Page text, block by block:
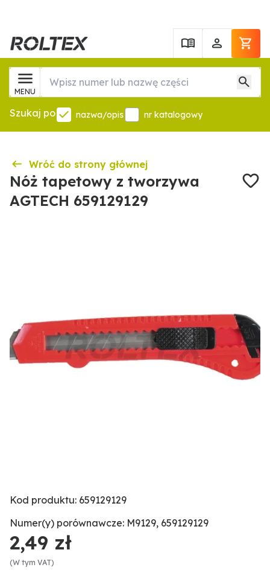
MENU
Szukaj po nazwa/opis nr katalogowy
Wróć do strony głównej
Nóż tapetowy z tworzywa
AGTECH 659129129
Kod produktu: 659129129
Numer(y) porównawcze: M9129, 659129129
2,49 zł
(W tym VAT)